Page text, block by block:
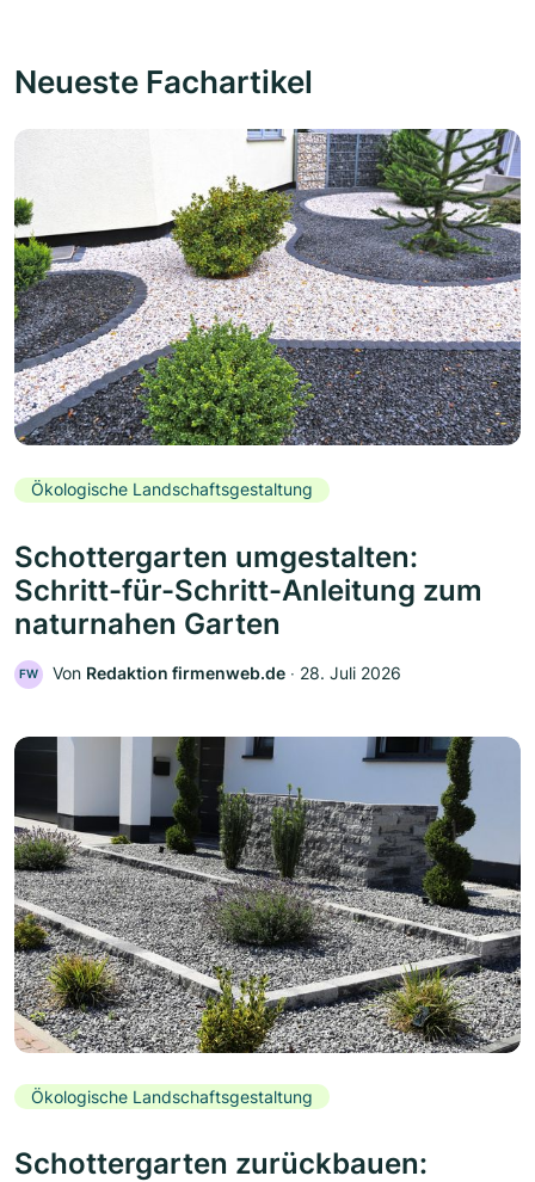
Neueste Fachartikel
Ökologische Landschaftsgestaltung
Schottergarten umgestalten:
Schritt-für-Schritt-Anleitung zum
naturnahen Garten
FW Von Redaktion firmenweb.de ‧ 28. Juli 2026
Ökologische Landschaftsgestaltung
Schottergarten zurückbauen: